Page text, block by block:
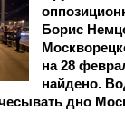
Борис
на 28
найдено.
дно